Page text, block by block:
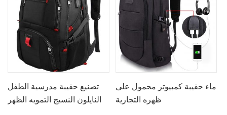
تصنيع حقيبة مدرسية الطفل
النايلون النسيج التمويه الظهر
ماء حقيبة كمبيوتر محمول على
ظهره التجارية